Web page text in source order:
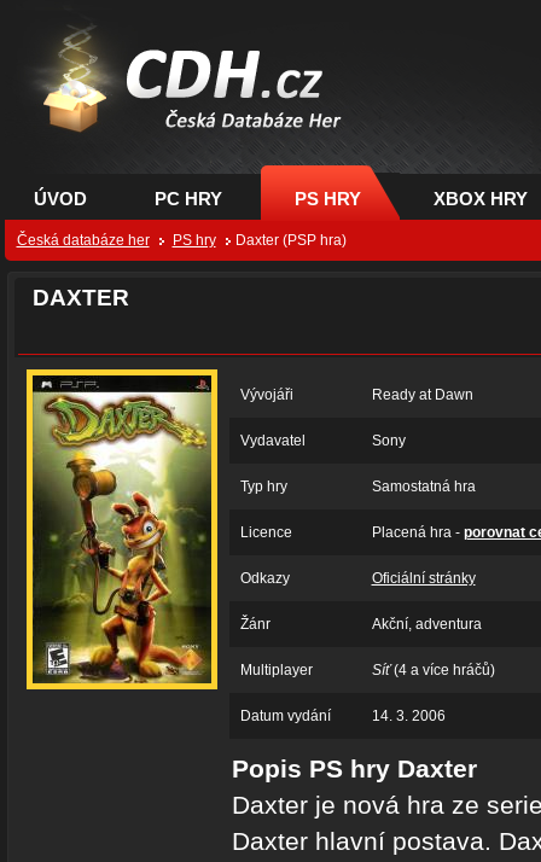
CDH.cz - hry na PC,
PS, XBOX - Česká
databáze her
ÚVOD PC HRY PS HRY XBOX HRY
Česká databáze her PS hry Daxter (PSP hra)
DAXTER
Vývojáři Ready at Dawn
Vydavatel Sony
Typ hry Samostatná hra
Licence Placená hra - porovnat
Odkazy Oficiální stránky
Žánr Akční, adventura
Multiplayer Síť(4 a více hráčů)
Datum vydání 14. 3. 2006
Popis PS hry Daxter
Daxter je nová hra ze
Daxter hlavní postava.